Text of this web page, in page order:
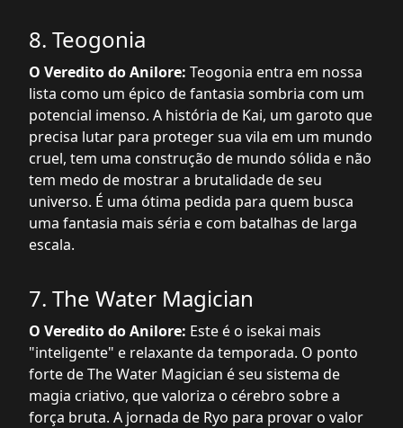
8. Teogonia
O Veredito do Anilore: Teogonia entra em nossa
lista como um épico de fantasia sombria com um
potencial imenso. A história de Kai, um garoto que
precisa lutar para proteger sua vila em um mundo
cruel, tem uma construção de mundo sólida e não
tem medo de mostrar a brutalidade de seu
universo. É uma ótima pedida para quem busca
uma fantasia mais séria e com batalhas de larga
escala.
7. The Water Magician
O Veredito do Anilore: Este é o isekai mais
"inteligente" e relaxante da temporada. O ponto
forte de The Water Magician é seu sistema de
magia criativo, que valoriza o cérebro sobre a
força bruta. A jornada de Ryo para provar o valor